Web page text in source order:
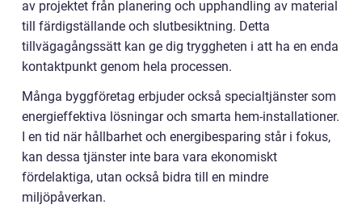
av projektet från planering och upphandling av material
till färdigställande och slutbesiktning. Detta
tillvägagångssätt kan ge dig tryggheten i att ha en enda
kontaktpunkt genom hela processen.
Många byggföretag erbjuder också specialtjänster som
energieffektiva lösningar och smarta hem-installationer.
I en tid när hållbarhet och energibesparing står i fokus,
kan dessa tjänster inte bara vara ekonomiskt
fördelaktiga, utan också bidra till en mindre
miljöpåverkan.